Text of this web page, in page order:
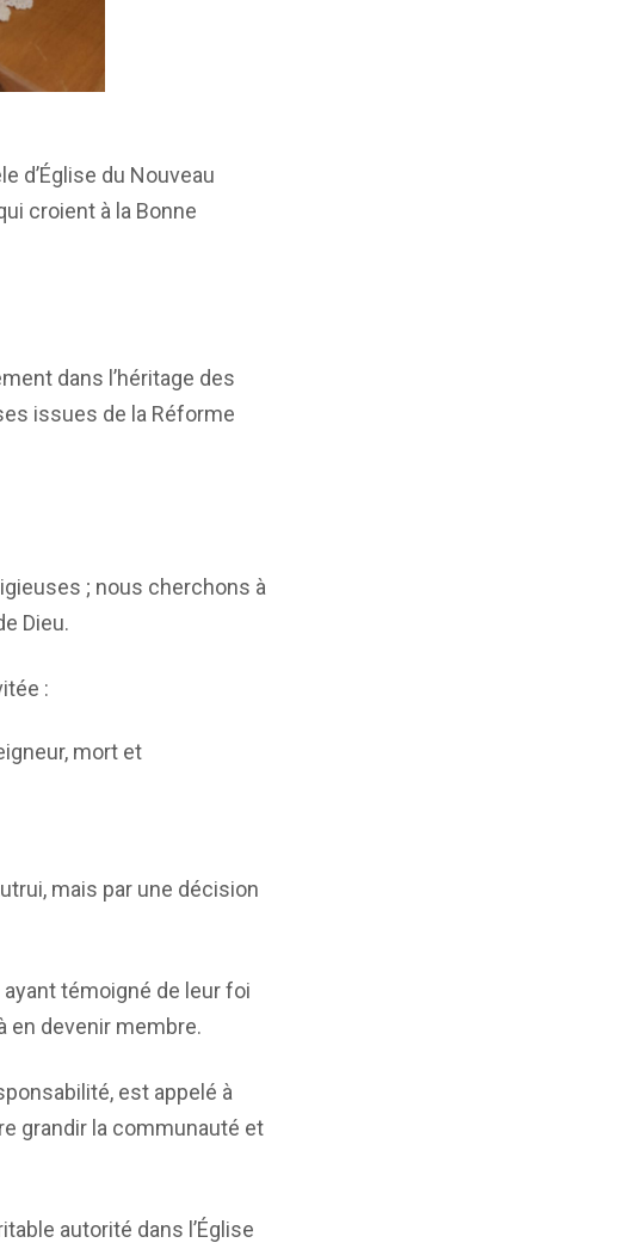
d’Église du Nouveau
croient à la Bonne
dans l’héritage des
issues de la Réforme
; nous cherchons à
Dieu.
:
mort et
mais par une décision
témoigné de leur foi
en devenir membre.
est appelé à
grandir la communauté et
autorité dans l’Église